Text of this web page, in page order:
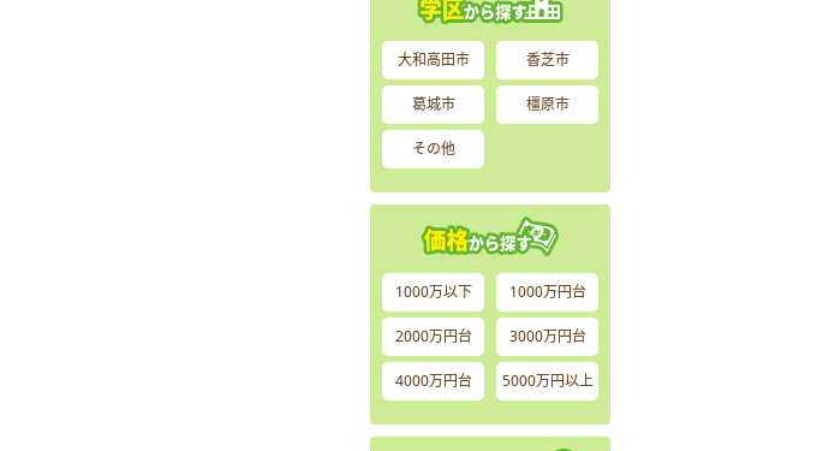
大和高田市 香芝市
葛城市 橿原市
その他
1000万以下 1000万円台
2000万円台 3000万円台
4000万円台 5000万円以上